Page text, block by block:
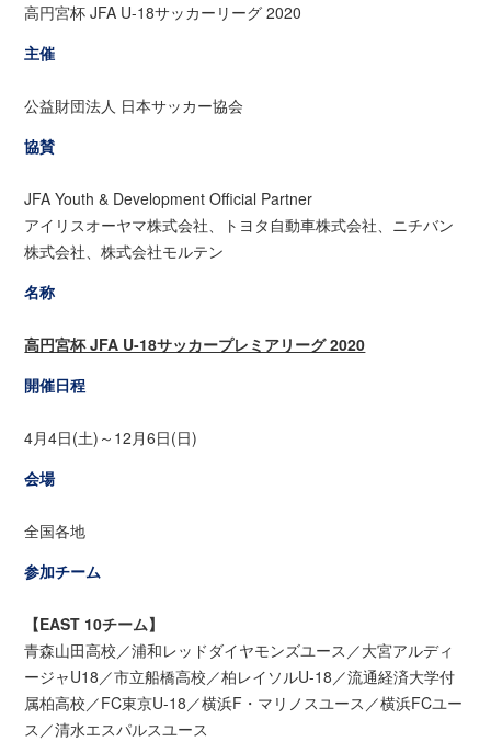
高円宮杯 JFA U-18サッカーリーグ 2020
主催
公益財団法人 日本サッカー協会
協賛
JFA Youth & Development Official Partner
アイリスオーヤマ株式会社、トヨタ自動車株式会社、ニチバン
株式会社、株式会社モルテン
名称
高円宮杯 JFA U-18サッカープレミアリーグ 2020
開催日程
4月4日(土)～12月6日(日)
会場
全国各地
参加チーム
【EAST 10チーム】
青森山田高校／浦和レッドダイヤモンズユース／大宮アルディ
ージャU18／市立船橋高校／柏レイソルU-18／流通経済大学付
属柏高校／FC東京U-18／横浜F・マリノスユース／横浜FCユー
ス／清水エスパルスユース